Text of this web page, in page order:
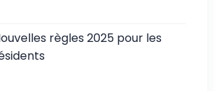
règles 2025 pour les